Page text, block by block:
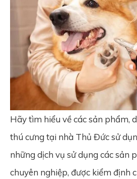
Hãy tìm hiểu về các sản phẩm,
thú cưng tại nhà Thủ Đức sử
những dịch vụ sử dụng các sản
chuyên nghiệp, được kiểm định